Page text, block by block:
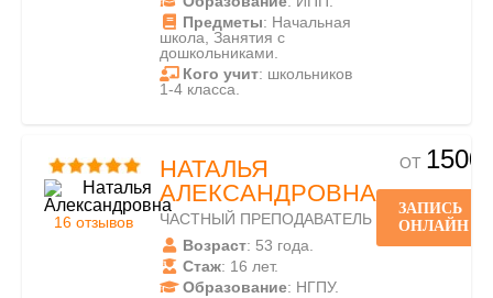
Предметы: Начальная
школа, Занятия с
дошкольниками.
Кого учит: школьников
1-4 класса.
16 отзывов
НАТАЛЬЯ
АЛЕКСАНДРОВНА
ЧАСТНЫЙ ПРЕПОДАВАТЕЛЬ
Возраст: 53 года.
Стаж: 16 лет.
Образование: НГПУ.
ОТ 1500
ЗАПИСЬ
ОНЛАЙН